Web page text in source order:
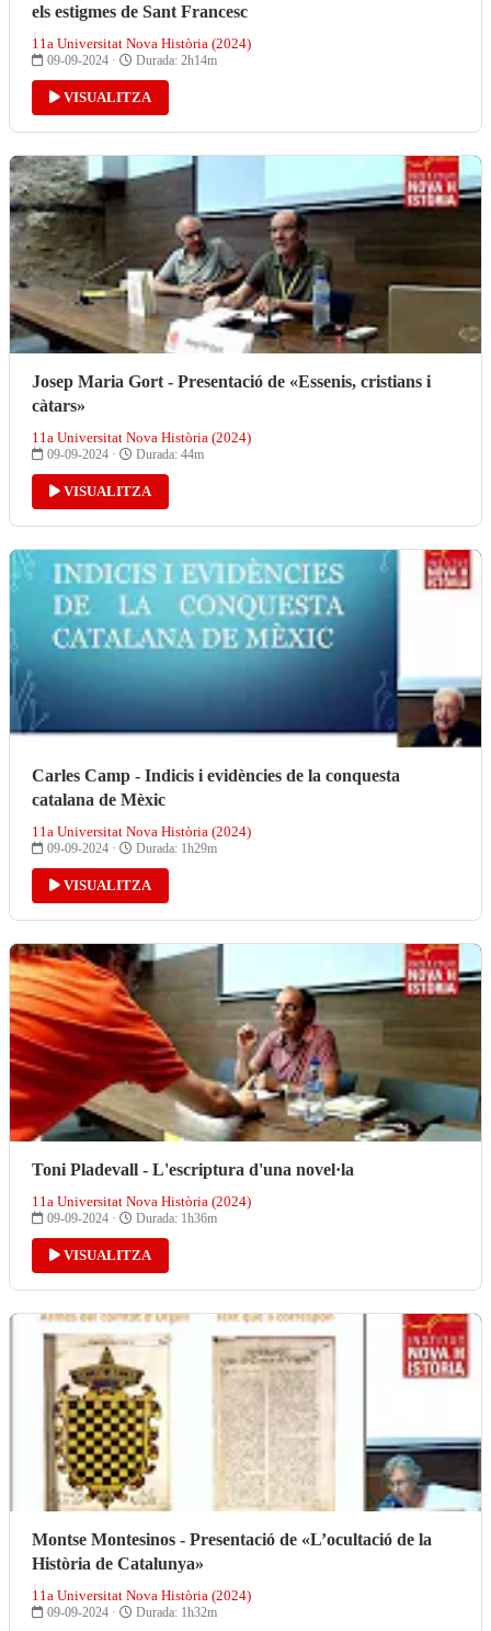
els estigmes de Sant Francesc
11a Universitat Nova Història (2024)
09-09-2024 · Durada: 2h14m
VISUALITZA
Josep Maria Gort - Presentació de «Essenis, cristians i
càtars»
11a Universitat Nova Història (2024)
09-09-2024 · Durada: 44m
VISUALITZA
Carles Camp - Indicis i evidències de la conquesta
catalana de Mèxic
11a Universitat Nova Història (2024)
09-09-2024 · Durada: 1h29m
VISUALITZA
Toni Pladevall - L'escriptura d'una novel·la
11a Universitat Nova Història (2024)
09-09-2024 · Durada: 1h36m
VISUALITZA
Montse Montesinos - Presentació de «L’ocultació de la
Història de Catalunya»
11a Universitat Nova Història (2024)
09-09-2024 · Durada: 1h32m